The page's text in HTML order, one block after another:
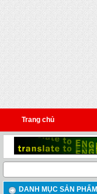
Trang chủ
DANH MỤC SẢN PHẨM